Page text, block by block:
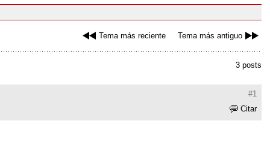
Tema más reciente Tema más antiguo
3 posts
#1
Citar